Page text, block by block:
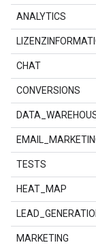
ANALYTICS
CHAT
CONVERSIONS
TESTS
HEAT_MAP
MARKETING